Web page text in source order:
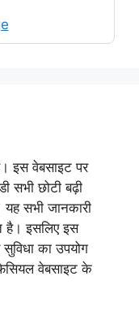
इस वेबसाइट पर
सभी छोटी बढ़ी
सभी जानकारी
है। इसलिए इस
का उपयोग
वेबसाइट के